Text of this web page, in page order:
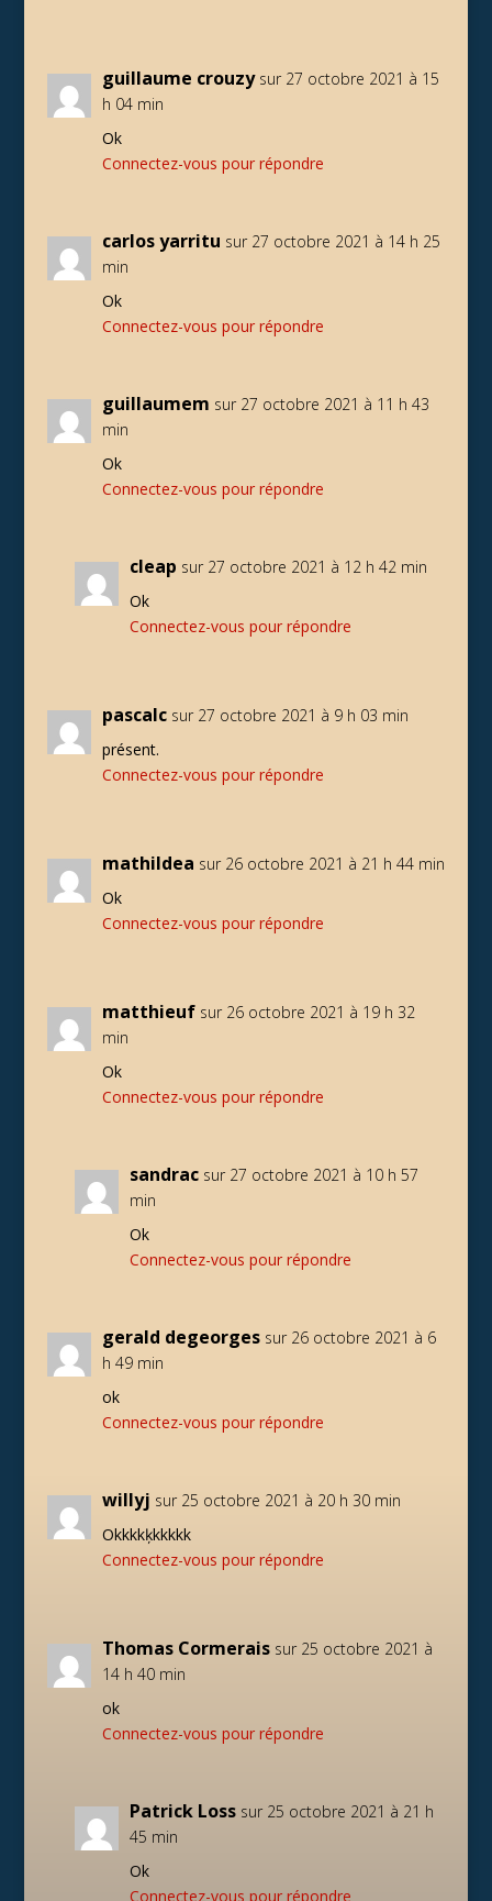
guillaume crouzy sur 27 octobre 2021 à 15
h 04 min
Ok
Connectez-vous pour répondre
carlos yarritu sur 27 octobre 2021 à 14 h 25
min
Ok
Connectez-vous pour répondre
guillaumem sur 27 octobre 2021 à 11 h 43
min
Ok
Connectez-vous pour répondre
cleap sur 27 octobre 2021 à 12 h 42 min
Ok
Connectez-vous pour répondre
pascalc sur 27 octobre 2021 à 9 h 03 min
présent.
Connectez-vous pour répondre
mathildea sur 26 octobre 2021 à 21 h 44 min
Ok
Connectez-vous pour répondre
matthieuf sur 26 octobre 2021 à 19 h 32
min
Ok
Connectez-vous pour répondre
sandrac sur 27 octobre 2021 à 10 h 57
min
Ok
Connectez-vous pour répondre
gerald degeorges sur 26 octobre 2021 à 6
h 49 min
ok
Connectez-vous pour répondre
willyj sur 25 octobre 2021 à 20 h 30 min
Okkkkķkkkkk
Connectez-vous pour répondre
Thomas Cormerais sur 25 octobre 2021 à
14 h 40 min
ok
Connectez-vous pour répondre
Patrick Loss sur 25 octobre 2021 à 21 h
45 min
Ok
Connectez-vous pour répondre